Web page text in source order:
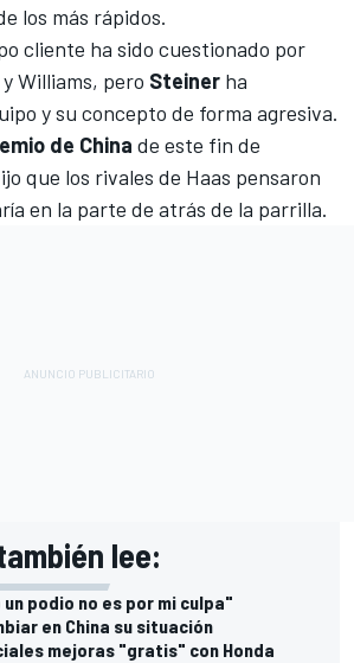
los más rápidos.
cliente ha sido cuestionado por
Williams, pero Steiner ha
y su concepto de forma agresiva.
de China de este fin de
que los rivales de Haas pensaron
en la parte de atrás de la parrilla.
lee:
podio no es por mi culpa"
en China su situación
mejoras "gratis" con Honda